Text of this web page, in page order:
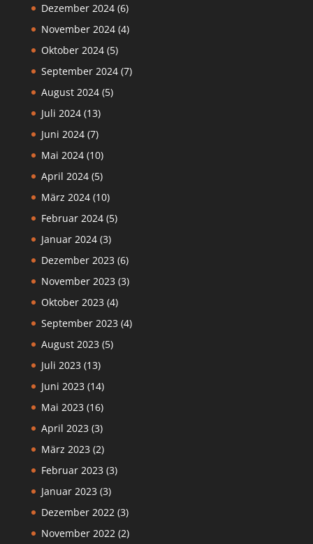
Dezember 2024(6)
November 2024(4)
Oktober 2024(5)
September 2024(7)
August 2024(5)
Juli 2024(13)
Juni 2024(7)
Mai 2024(10)
April 2024(5)
März 2024(10)
Februar 2024(5)
Januar 2024(3)
Dezember 2023 (6)
November 2023 (3)
Oktober 2023 (4)
September 2023 (4)
August 2023 (5)
Juli 2023 (13)
Juni 2023 (14)
Mai 2023 (16)
April 2023 (3)
März 2023 (2)
Februar 2023 (3)
Januar 2023 (3)
Dezember 2022 (3)
November 2022 (2)